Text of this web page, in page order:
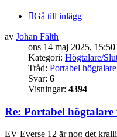
Gå till inlägg
av Johan Fälth
ons 14 maj 2025, 15:50
Kategori: Högtalare/
Tråd: Portabel
Svar: 6
Visningar: 4394
Re: Portabel högtalare
EV Everse 12 är nog det